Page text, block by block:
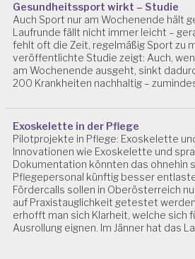
N
A
H
M
E
N
P
E
R
S
O
N
A
L
A
R
Gesundheitssport wirkt – Studie
Auch Sport nur am Wochenende hält
Laufrunde fällt nicht immer leicht –
fehlt oft die Zeit, regelmäßig Sport zu
veröffentlichte Studie zeigt: Auch,
am Wochenende ausgeht, sinkt
200 Krankheiten nachhaltig –
Exoskelette in der Pflege
Pilotprojekte in Pflege: Exoskelette
Innovationen wie Exoskelette und
Dokumentation könnten das ohnehin
Pflegepersonal künftig besser
Fördercalls sollen in Oberösterreich
auf Praxistauglichkeit getestet
erhofft man sich Klarheit, welche sich
Ausrollung eignen. Im Jänner hat das